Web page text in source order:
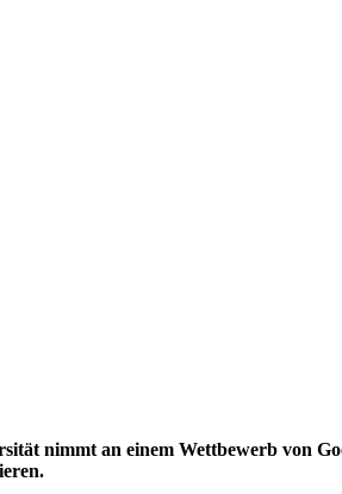
nimmt an einem Wettbewerb von